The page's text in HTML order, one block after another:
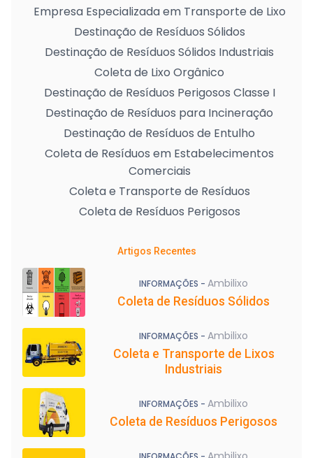
Empresa Especializada em Transporte de Lixo
Destinação de Resíduos Sólidos
Destinação de Resíduos Sólidos Industriais
Coleta de Lixo Orgânico
Destinação de Resíduos Perigosos Classe I
Destinação de Resíduos para Incineração
Destinação de Resíduos de Entulho
Coleta de Resíduos em Estabelecimentos
Comerciais
Coleta e Transporte de Resíduos
Coleta de Resíduos Perigosos
Artigos Recentes
INFORMAÇÕES - Ambilixo
Coleta de Resíduos Sólidos
INFORMAÇÕES - Ambilixo
Coleta e Transporte de Lixos
Industriais
INFORMAÇÕES - Ambilixo
Coleta de Resíduos Perigosos